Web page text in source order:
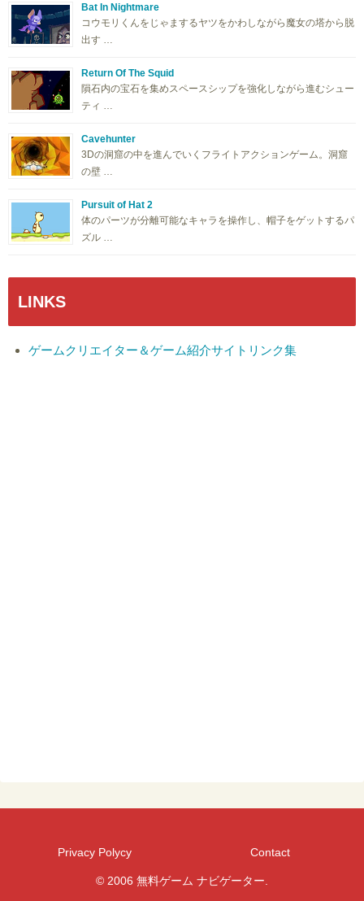
Bat In Nightmare
コウモリくんをじゃまするヤツをかわしながら魔女の塔から脱
出す …
Return Of The Squid
隕石内の宝石を集めスペースシップを強化しながら進むシュー
ティ …
Cavehunter
3Dの洞窟の中を進んでいくフライトアクションゲーム。洞窟
の壁 …
Pursuit of Hat 2
体のパーツが分離可能なキャラを操作し、帽子をゲットするパ
ズル …
LINKS
ゲームクリエイター＆ゲーム紹介サイトリンク集
Privacy Polycy Contact
© 2006 無料ゲーム ナビゲーター.